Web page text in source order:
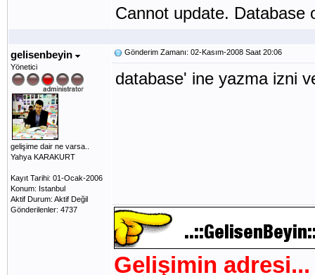
Cannot update. Database
gelisenbeyin
Yönetici
gelişime dair ne varsa..
Yahya KARAKURT
Kayıt Tarihi: 01-Ocak-2006
Konum: Istanbul
Aktif Durum: Aktif Değil
Gönderilenler: 4737
Gönderim Zamanı: 02-Kasım-2008 Saat 20:06
database' ine yazma izni
Gelişimin adresi...